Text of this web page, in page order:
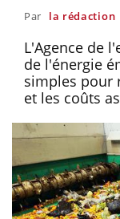
Par la rédaction
L'Agence de
de l'énergie
simples pour
et les coûts